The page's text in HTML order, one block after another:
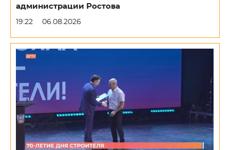
администрации Ростова
19:22 06.08.2026